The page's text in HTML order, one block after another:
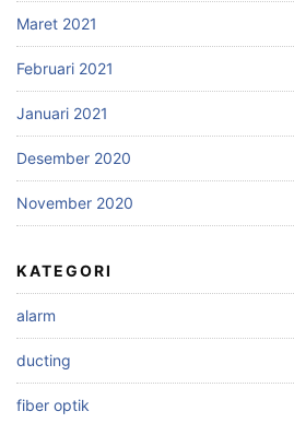
Maret 2021
Februari 2021
Januari 2021
Desember 2020
November 2020
KATEGORI
alarm
ducting
fiber optik